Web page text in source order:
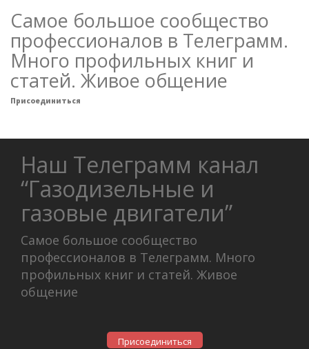
Самое большое сообщество
профессионалов в Телеграмм.
Много профильных книг и
статей. Живое общение
Присоединиться
Наш Телеграмм канал
“Газодизельные и
газовые двигатели”
Самое большое сообщество
профессионалов в Телеграмм. Много
профильных книг и статей. Живое
общение
Присоединиться